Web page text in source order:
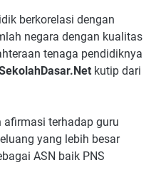
berkorelasi dengan
negara dengan kualitas
tenaga pendidiknya
kutip dari
afirmasi terhadap guru
yang lebih besar
ASN baik PNS